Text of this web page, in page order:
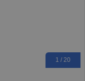
1 / 20